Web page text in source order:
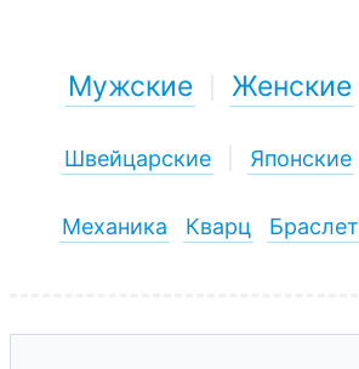
Мужские Женские
Швейцарские Японские
Механика Кварц Браслет